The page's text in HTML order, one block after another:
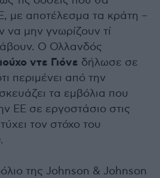
με αποτέλεσμα τα κράτη –
να μην γνωρίζουν τί
Ο Ολλανδός
ντε Γιόνε δήλωσε σε
περιμένει από την
τα εμβόλια που
ΕΕ σε εργοστάσιο στις
τον στόχο του
της Johnson & Johnson